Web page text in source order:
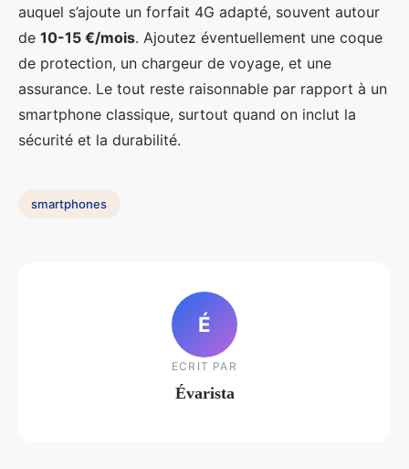
auquel s’ajoute un forfait 4G adapté, souvent autour
de 10-15 €/mois. Ajoutez éventuellement une coque
de protection, un chargeur de voyage, et une
assurance. Le tout reste raisonnable par rapport à un
smartphone classique, surtout quand on inclut la
sécurité et la durabilité.
smartphones
É
ECRIT PAR
Évarista